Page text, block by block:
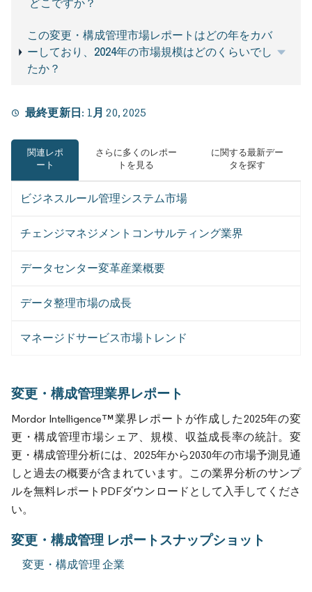
どこですか？
この変更・構成管理市場レポートはどの年をカバ
ーしており、2024年の市場規模はどのくらいでし
たか？
最終更新日: 1月 20, 2025
関連レポ
ート
さらに多くのレポー
トを見る
に関する最新デー
タを探す
ビジネスルール管理システム市場
チェンジマネジメントコンサルティング業界
データセンター変革産業概要
データ整理市場の成長
マネージドサービス市場トレンド
変更・構成管理業界レポート
Mordor Intelligence™業界レポートが作成した2025年の変
更・構成管理市場シェア、規模、収益成長率の統計。変
更・構成管理分析には、2025年から2030年の市場予測見通
しと過去の概要が含まれています。この業界分析のサンプ
ルを無料レポートPDFダウンロードとして入手してくださ
い。
変更・構成管理 レポートスナップショット
変更・構成管理 企業